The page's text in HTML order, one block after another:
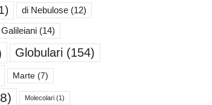
di Nebulose(12)
Galileiani(14)
Globulari (154)
Marte(7)
Molecolari(1)